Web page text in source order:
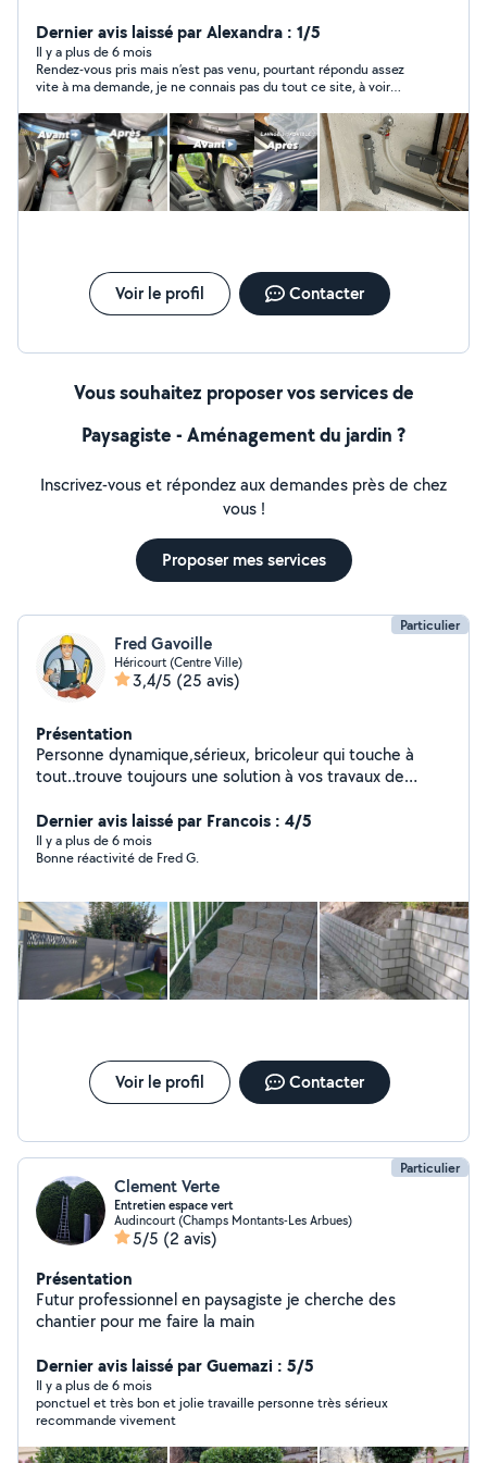
Dernier avis laissé par Alexandra : 1/5
Il y a plus de 6 mois
Rendez-vous pris mais n’est pas venu, pourtant répondu assez
vite à ma demande, je ne connais pas du tout ce site, à voir…
Voir le profil Contacter
Vous souhaitez proposer vos services de
Paysagiste - Aménagement du jardin ?
Inscrivez-vous et répondez aux demandes près de chez
vous !
Proposer mes services
Particulier
Fred Gavoille
Héricourt (Centre Ville)
3,4/5 (25 avis)
Présentation
Personne dynamique,sérieux, bricoleur qui touche à
tout..trouve toujours une solution à vos travaux de
Dernier avis laissé par Francois : 4/5
Il y a plus de 6 mois
Bonne réactivité de Fred G.
Voir le profil Contacter
Particulier
Clement Verte
Entretien espace vert
Audincourt (Champs Montants-Les Arbues)
5/5 (2 avis)
Présentation
Futur professionnel en paysagiste je cherche des
chantier pour me faire la main
Dernier avis laissé par Guemazi : 5/5
Il y a plus de 6 mois
ponctuel et très bon et jolie travaille personne très sérieux
recommande vivement